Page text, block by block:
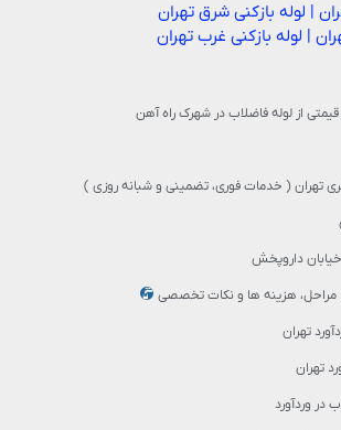
|لوله بازکنی شرق تهران
|لوله بازکنی غرب تهران
از لوله فاضلاب در شهرک راه‌ آهن
تهران ( خدمات فوری، تضمینی و شبانه روزی )
داروپخش
مراحل، هزینه‌ ها و نکات تخصصی
تهران
وردآورد